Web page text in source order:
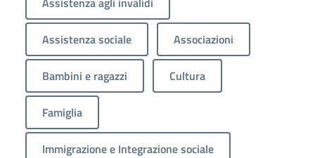
Assistenza sociale Associazioni
Bambini e ragazzi Cultura
Famiglia
Immigrazione e Integrazione sociale